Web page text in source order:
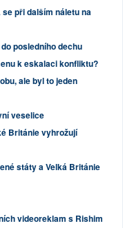
při dalším náletu na
posledního dechu
k eskalaci konfliktu?
ale byl to jeden
veselice
Británie vyhrožují
státy a Velká Británie
videoreklam s Rishim